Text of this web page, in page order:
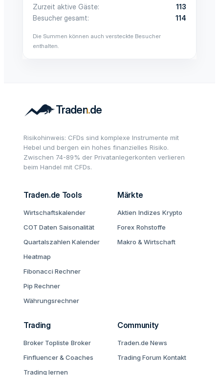
Zurzeit aktive Gäste
113
Besucher gesamt
114
Die Summen können auch versteckte Besucher
enthalten.
Risikohinweis: CFDs sind komplexe Instrumente mit
Hebel und bergen ein hohes finanzielles Risiko.
Zwischen 74-89% der Privatanlegerkonten verlieren
beim Handel mit CFDs.
Traden.de Tools
Wirtschaftskalender
COT Daten Saisonalität
Quartalszahlen Kalender
Heatmap
Fibonacci Rechner
Pip Rechner
Währungsrechner
Märkte
Aktien Indizes Krypto
Forex Rohstoffe
Makro & Wirtschaft
Trading
Broker Topliste Broker
Finfluencer & Coaches
Trading lernen
Community
Traden.de News
Trading Forum Kontakt